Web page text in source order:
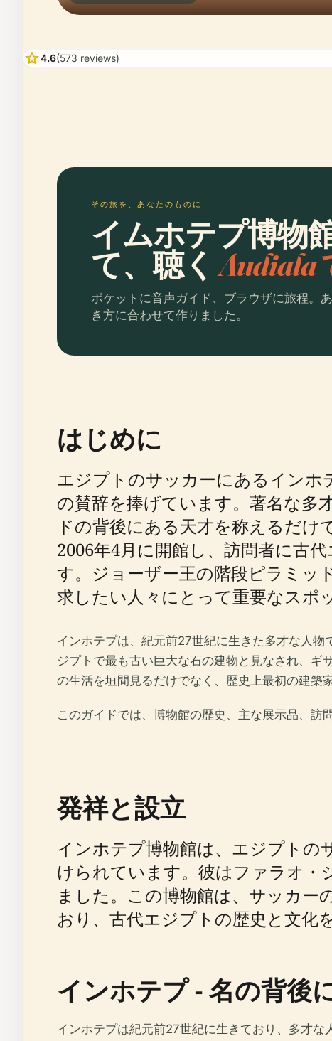
star4.6(573 reviews)
その旅を、あなたのものに
イムホテプ博物
て、聴くAudiala
ポケットに音声ガイド、ブラウザに旅程。
き方に合わせて作りました。
はじめに
エジプトのサッカーにあるインホ
の賛辞を捧げています。著名な多
ドの背後にある天才を称えるだけ
2006年4月に開館し、訪問者に古
す。ジョーザー王の階段ピラミッ
求したい人々にとって重要なスポ
インホテプは、紀元前27世紀に生きた多才な人
ジプトで最も古い巨大な石の建物と見なされ、ギ
の生活を垣間見るだけでなく、歴史上最初の建築
このガイドでは、博物館の歴史、主な展示品、訪
発祥と設立
インホテプ博物館は、エジプトの
けられています。彼はファラオ・
ました。この博物館は、サッカー
おり、古代エジプトの歴史と文化
インホテプ - 名の背後
インホテプは紀元前27世紀に生きており、多才